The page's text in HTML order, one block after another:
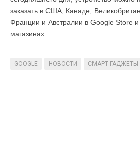
заказать в США, Канаде,
Франции и Австралии в Google Store и
магазинах.
GOOGLE НОВОСТИ СМАРТ ГАДЖЕТЫ